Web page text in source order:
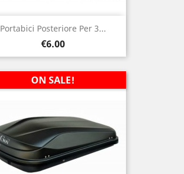
Portabici Posteriore Per 3...
Price
€6.00
ON SALE!